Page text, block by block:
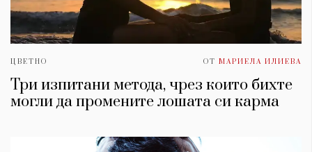
ЦВЕТНО ОТ МАРИЕЛА ИЛИЕВА
Три изпитани метода, чрез които бихте
могли да промените лошата си карма